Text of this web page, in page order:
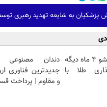
پزشکیان به شایعه تهدید رهبری
الان طلا بخر پولشو 4 ماه دیگه
طلا با
دندان مصنوعی
جدیدترین فناوری
و مقاوم | پرداخت